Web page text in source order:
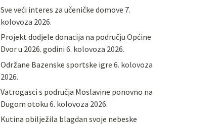
Sve veći interes za učeničke domove 7.
kolovoza 2026.
Projekt dodjele donacija na području Općine
Dvor u 2026. godini 6. kolovoza 2026.
Održane Bazenske sportske igre 6. kolovoza
2026.
Vatrogasci s područja Moslavine ponovno na
Dugom otoku 6. kolovoza 2026.
Kutina obilježila blagdan svoje nebeske